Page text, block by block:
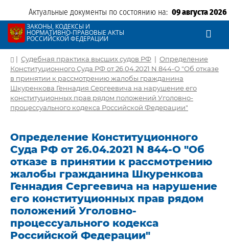
Актуальные документы по состоянию на: 09 августа 2026
ЗАКОНЫ, КОДЕКСЫ И
НОРМАТИВНО-ПРАВОВЫЕ АКТЫ
РОССИЙСКОЙ ФЕДЕРАЦИИ
| Судебная практика высших судов РФ | Определение
Конституционного Суда РФ от 26.04.2021 N 844-О "Об отказе
в принятии к рассмотрению жалобы гражданина
Шкуренкова Геннадия Сергеевича на нарушение его
конституционных прав рядом положений Уголовно-
процессуального кодекса Российской Федерации"
Определение Конституционного
Суда РФ от 26.04.2021 N 844-О "Об
отказе в принятии к рассмотрению
жалобы гражданина Шкуренкова
Геннадия Сергеевича на нарушение
его конституционных прав рядом
положений Уголовно-
процессуального кодекса
Российской Федерации"